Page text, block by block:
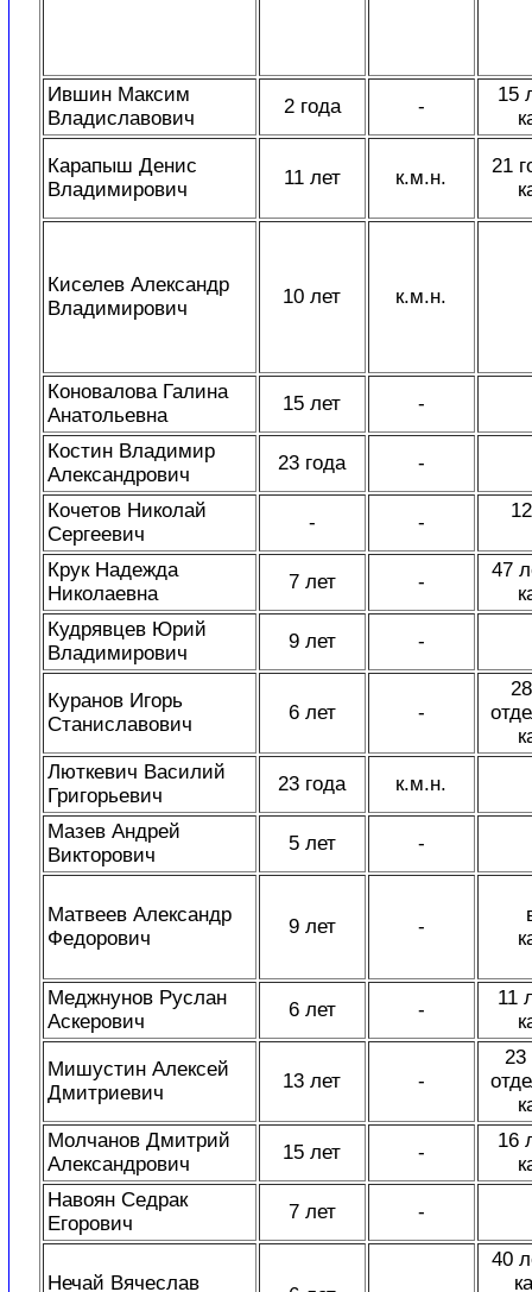
Ившин Максим
Владиславович
2 года -
15
Карапыш Денис
Владимирович
11 лет к.м.н.
21
Киселев Александр
Владимирович
10 лет к.м.н.
Коновалова Галина
Анатольевна
15 лет -
Костин Владимир
Александрович
23 года -
Кочетов Николай
Сергеевич
- -
Крук Надежда
Николаевна
7 лет -
47
Кудрявцев Юрий
Владимирович
9 лет -
Куранов Игорь
Станиславович
6 лет -
Люткевич Василий
Григорьевич
23 года к.м.н.
Мазев Андрей
Викторович
5 лет -
Матвеев Александр
Федорович
9 лет -
Меджнунов Руслан
Аскерович
6 лет -
11
Мишустин Алексей
Дмитриевич
13 лет -
23
Молчанов Дмитрий
Александрович
15 лет -
16
Навоян Седрак
Егорович
7 лет -
Нечай Вячеслав
40